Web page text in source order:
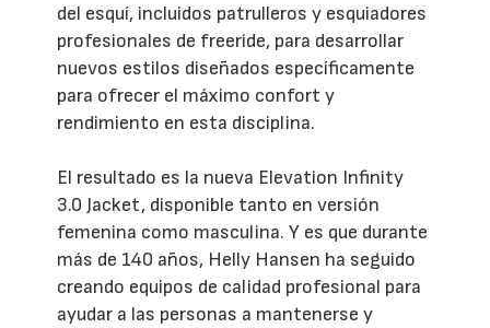
del esquí, incluidos patrulleros y esquiadores
profesionales de freeride, para desarrollar
nuevos estilos diseñados específicamente
para ofrecer el máximo confort y
rendimiento en esta disciplina.
El resultado es la nueva Elevation Infinity
3.0 Jacket, disponible tanto en versión
femenina como masculina. Y es que durante
más de 140 años, Helly Hansen ha seguido
creando equipos de calidad profesional para
ayudar a las personas a mantenerse y